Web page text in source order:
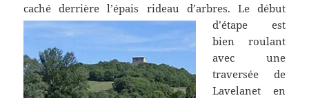
caché derrière l’épais rideau d’arbres. Le début
d’étape est
bien roulant
avec une
traversée de
Lavelanet en